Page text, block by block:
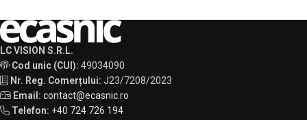
LC VISION S.R.L.
Cod unic (CUI): 49034090
Nr. Reg. Comerțului: J23/7208/2023
Email: contact@ecasnic.ro
Telefon: +40 724 726 194